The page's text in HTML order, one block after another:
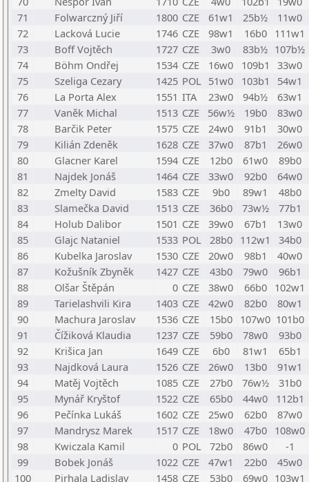
71
Folwarczný Jiří 1800 CZE 61w1 25b½
11w0
72
Lacková Lucie 1746 CZE 98w1 16b0
111w1
73
Boff Vojtěch 1727 CZE 3w0 83b½ 107b½
74
Böhm Ondřej 1534 CZE 16w0 109b1
33w0
75
Szeliga Cezary 1425 POL 51w0 103b1
54w1
76
La Porta Alex 1551 ITA 23w0 94b½
63w1
77
Vaněk Michal 1513 CZE 56w½ 19b0
83w0
78
Barčik Peter 1575 CZE 24w0 91b1
30w0
79
Kilián Zdeněk 1628 CZE 37w0 87b1
26w0
80
Glacner Karel 1594 CZE 12b0 61w0
89b0
81
Najdek Jonáš 1464 CZE 33w0 92b0
64w0
82
Zmelty David 1583 CZE 9b0 89w1
48b0
83
Slamečka David 1513 CZE 36b0 73w½
77b1
84
Holub Dalibor 1501 CZE 39w0 67b1
13w0
85
Glajc Nataniel 1533 POL 28b0 112w1
34b0
86
Kubelka Jaroslav 1530 CZE 20w0 98b1
40w0
87
Kožušník Zbyněk 1427 CZE 43b0 79w0
96b1
88
Olšar Štěpán 0 CZE 38w0 66b0
102w1
89
Tarielashvili Kira 1403 CZE 42w0 82b0
80w1
90
Machura Jaroslav 1536 CZE 15b0 107w0 101b0
91
Čížiková Klaudia 1237 CZE 59b0 78w0
93b0
92
Krišica Jan 1649 CZE 6b0 81w1
65b1
93
Najdková Laura 1526 CZE 26w0 13b0
91w1
94
Matěj Vojtěch 1085 CZE 27b0 76w½
31b0
95
Mynář Kryštof 1522 CZE 65b0 44w0
112b1
96
Pečínka Lukáš 1602 CZE 25w0 62b0
87w0
97
Mandrysz Marek 1517 CZE 18w0 47b0
108w0
98
Kwiczala Kamil 0 POL 72b0 86w0
-1
99
Bobek Jonáš 1022 CZE 47w1 22b0
45w0
100
Pirhala Ladislav 1458 CZE 53b0 69w0 103w1